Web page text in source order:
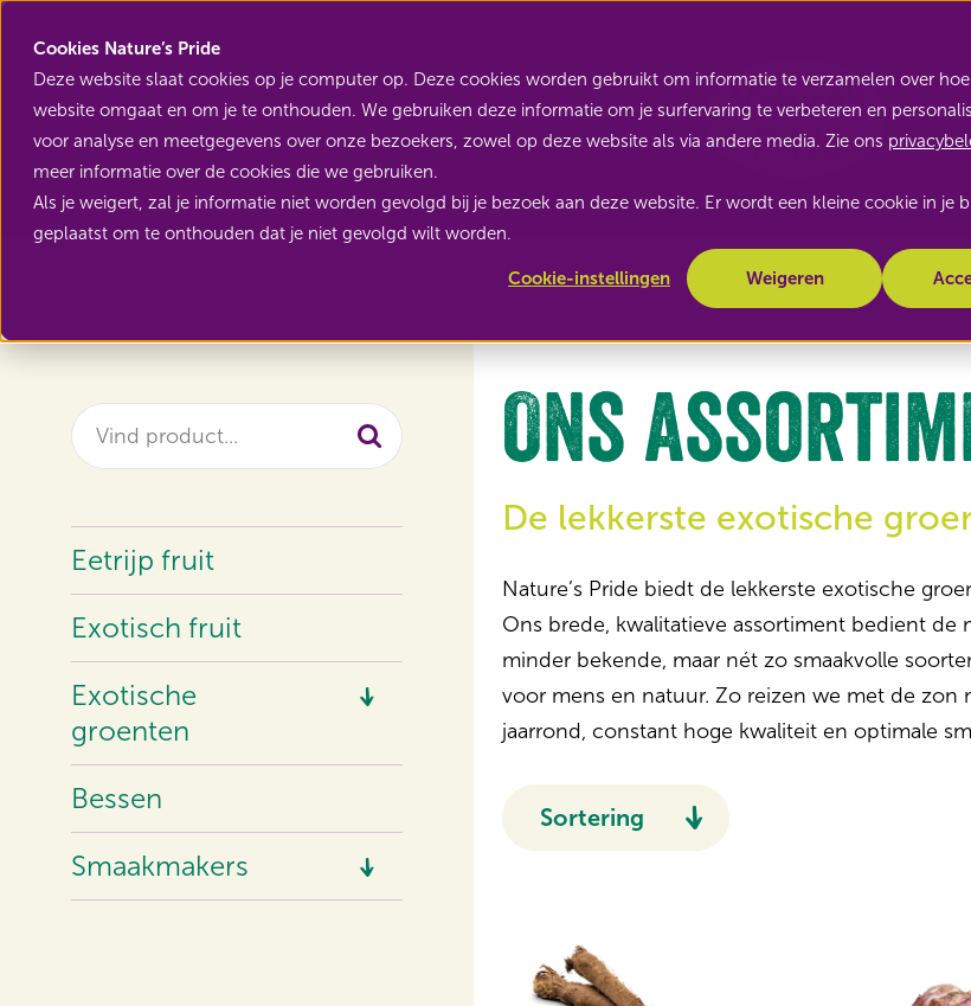
Cookies Nature’s Pride
Deze website slaat cookies op je computer op. Deze cookies worden gebruikt om informatie te verzamelen over
website omgaat en om je te onthouden. We gebruiken deze informatie om je surfervaring te verbeteren en
voor analyse en meetgegevens over onze bezoekers, zowel op deze website als via andere media. Zie ons
meer informatie over de cookies die we gebruiken.
Als je weigert, zal je informatie niet worden gevolgd bij je bezoek aan deze website. Er wordt een kleine cookie in je
geplaatst om te onthouden dat je niet gevolgd wilt worden.
Cookie-instellingen Weigeren
Terug naar Home
Zoeken
Eetrijp fruit
Exotisch fruit
Exotische
groenten
Bonen & peulvruchten
Wortelgewassen
Bessen
Smaakmakers
Ons
De lekkerste exotische
Nature’s Pride biedt de lekkerste exotische
Ons brede, kwalitatieve assortiment bedient
minder bekende, maar nét zo smaakvolle
voor mens en natuur. Zo reizen we met de
jaarrond, constant hoge kwaliteit en optimale
Sortering
Naam